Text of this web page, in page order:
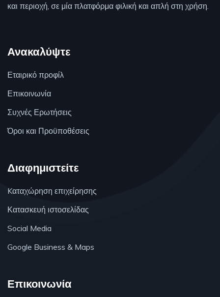
και περιοχή, σε μία πλατφόρμα φιλική και απλή στη χρήση.
Ανακαλύψτε
Εταιρικό προφίλ
Επικοινωνία
Συχνές Ερωτήσεις
Όροι και Προϋποθέσεις
Διαφημιστείτε
Kαταχώρηση επιχείρησης
Κατασκευή ιστοσελίδας
Social Media
Google Business & Maps
Επικοινωνία